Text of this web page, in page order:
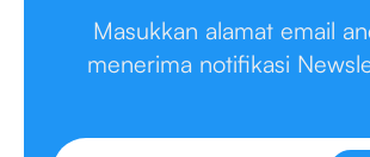
Masukkan alamat email
menerima notifikasi